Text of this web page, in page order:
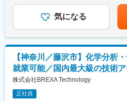
・発電、石油化学、建材、半導
業界と取引をしており、各分野
を保有しております。特定業界
チではあるが不可欠な製品を供
不振に左右されにくいため、長
・材料分析や発生ガス分析、無機
野の固有な分析技術を有している
で技術時報を掲載するなど、技術
おります。
（3）原材料の品質確認
（4）製造工程の監視
（8）改善提案
■会社の魅力：
林グループは1963年に創業し、
事業・生コンクリート製造販売・
車）の主要3事業に加え、商社、
給：年1回（9月）※業績次第で支
安の金額であり、選考を通じて
(月額)は固定手当を含めた表記です
気になる
【神奈川／藤沢市】化学分析
就業可能／国内最大級の技術
株式会社BREXA Technology
正社員